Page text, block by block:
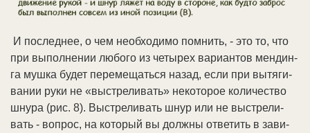
И по­след­нее, о чем не­об­хо­ди­мо пом­нить, - это то, что
при вы­пол­не­нии лю­бо­го из че­ты­рех ва­ри­ан­тов мен­дин­
га муш­ка бу­дет пе­ре­ме­щать­ся на­зад, ес­ли при вы­тя­ги­
ва­нии ру­ки не «вы­стре­ли­вать» не­ко­то­рое ко­ли­че­ст­во
шну­ра (рис. 8). Вы­стре­ли­вать шнур или не вы­стре­ли­
вать - во­прос, на ко­то­рый вы долж­ны от­ве­тить в за­ви­